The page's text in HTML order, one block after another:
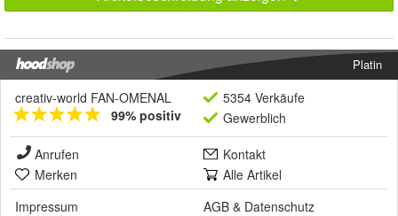
Platin
creativ-world FAN-OMENAL
99% positiv
5354 Verkäufe
Gewerblich
Anrufen
Kontakt
Merken
Alle Artikel
Impressum
AGB & Datenschutz